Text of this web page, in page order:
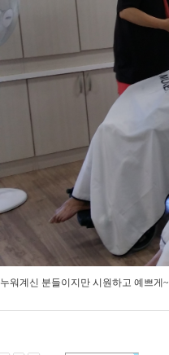
누워계신 분들이지만 시원하고 예쁘게~